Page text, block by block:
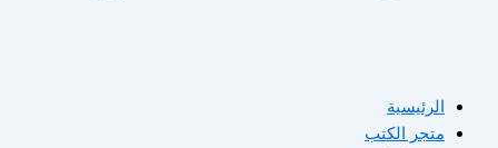
الرئيسية
متجر الكتب